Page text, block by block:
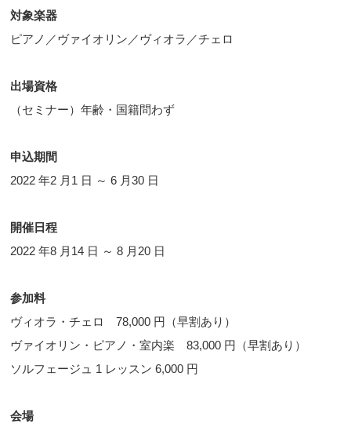
対象楽器
ピアノ／ヴァイオリン／ヴィオラ／チェロ
出場資格
（セミナー）年齢・国籍問わず
申込期間
2022 年2 月1 日 ～ 6 月30 日
開催日程
2022 年8 月14 日 ～ 8 月20 日
参加料
ヴィオラ・チェロ 78,000 円（早割あり）
ヴァイオリン・ピアノ・室内楽 83,000 円（早割あり）
ソルフェージュ 1 レッスン 6,000 円
会場